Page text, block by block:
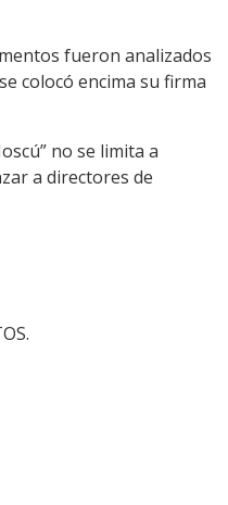
fueron analizados
colocó encima su firma
no se limita a
a directores de